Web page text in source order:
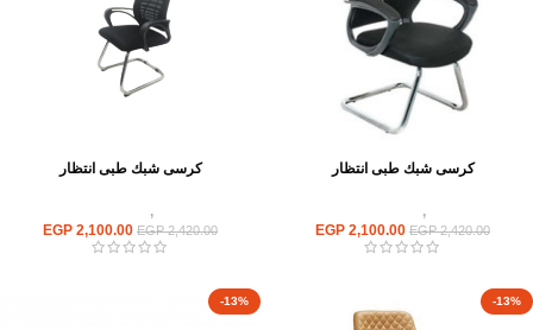
كرسى شبك طبى انتظار
,
EGP2,420.00
EGP 2,100.00
كرسى شبك طبى انتظار
,
EGP2,420.00
EGP 2,100.00
-13%
-13%